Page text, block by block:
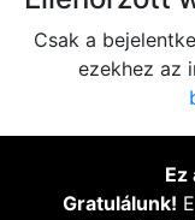
Csak a
ezekhez az
Ez
Gratulálunk!